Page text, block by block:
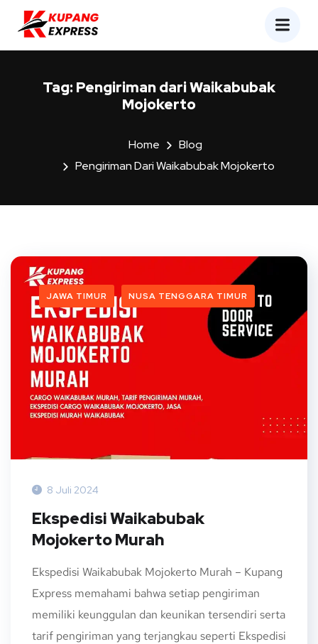
Tag: Pengiriman dari Waikabubak
Mojokerto
Home
Blog
Pengiriman Dari Waikabubak Mojokerto
JAWA TIMUR NUSA TENGGARA TIMUR
8 Juli 2024
Ekspedisi Waikabubak
Mojokerto Murah
Ekspedisi Waikabubak Mojokerto Murah – Kupang
Express memahami bahwa setiap pengiriman
memiliki keunggulan dan keunikan tersendiri serta
tarif pengiriman yang terjangkau seperti Ekspedisi